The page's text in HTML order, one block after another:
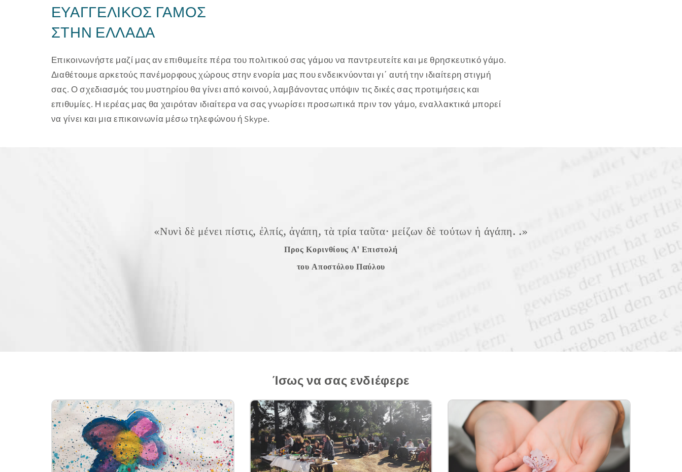
ΕΥΑΓΓΕΛΙΚΌΣ ΓΆΜΟΣ
ΣΤΗΝ ΕΛΛΆΔΑ
Επικοινωνήστε μαζί μας αν επιθυμείτε πέρα του πολιτικού σας γάμου να παντρευτείτε και με θρησκευτικό γάμο.
Διαθέτουμε αρκετούς πανέμορφους χώρους στην ενορία μας που ενδεικνύονται γι΄ αυτή την ιδιαίτερη στιγμή
σας. Ο σχεδιασμός του μυστηρίου θα γίνει από κοινού, λαμβάνοντας υπόψιν τις δικές σας προτιμήσεις και
επιθυμίες. Η ιερέας μας θα χαιρόταν ιδιαίτερα να σας γνωρίσει προσωπικά πριν τον γάμο, εναλλακτικά μπορεί
να γίνει και μια επικοινωνία μέσω τηλεφώνου ή Skype.
«Νυνὶ δὲ μένει πίστις, ἐλπίς, ἀγάπη, τὰ τρία ταῦτα· μείζων δὲ τούτων ἡ άγάπη. .»
Προς Κορινθίους Α' Επιστολή
του Αποστόλου Παύλου
Ίσως να σας ενδιέφερε